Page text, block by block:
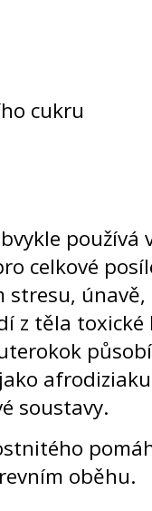
cukru
celkové
stresu,
z těla
soustavy.
oběhu.